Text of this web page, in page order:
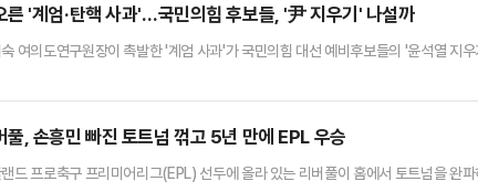
른 '계엄·탄핵 사과'…국민의힘 후보들, '尹 지우기' 나설까
여의도연구원장이 촉발한 '계엄 사과'가 국민의힘 대선 예비후보들의 '윤석열 지
일 정치권에 따르면 안철수 국민의힘 대선 경선 후보는 전날 서울 중구 MBN 스
풀, 손흥민 빠진 토트넘 꺾고 5년 만에 EPL 우승
드 프로축구 프리미어리그(EPL) 선두에 올라 있는 리버풀이 홈에서 토트넘을 완